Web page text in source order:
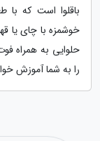
باقلوا است که
خوشمزه با چای یا
حلوایی به همراه
را به شما آموزش